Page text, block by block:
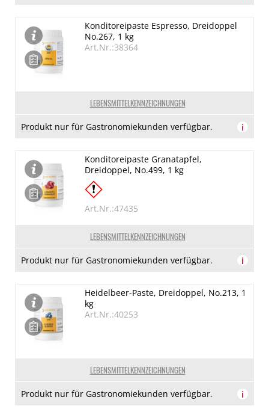
LEBENSMITTELKENNZEICHNUNGEN
Konditoreipaste Espresso, Dreidoppel
No.267, 1 kg
Art.Nr.:38364
Produkt nur für Gastronomiekunden verfügbar. i
LEBENSMITTELKENNZEICHNUNGEN
Konditoreipaste Granatapfel,
Dreidoppel, No.499, 1 kg
Art.Nr.:47435
Produkt nur für Gastronomiekunden verfügbar. i
LEBENSMITTELKENNZEICHNUNGEN
Heidelbeer-Paste, Dreidoppel, No.213, 1
kg
Art.Nr.:40253
Produkt nur für Gastronomiekunden verfügbar. i